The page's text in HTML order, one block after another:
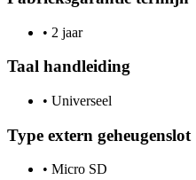
• 2 jaar
Taal handleiding
• Universeel
Type extern geheugenslot
• Micro SD